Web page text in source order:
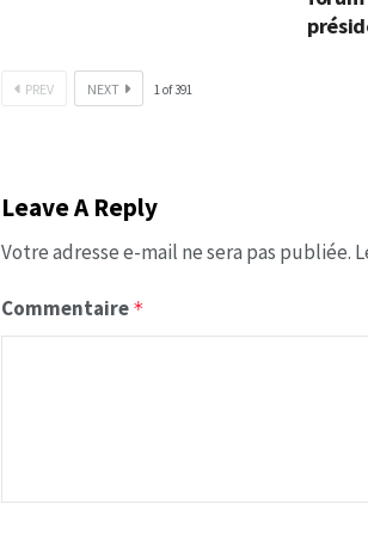
PREV NEXT 1of391
Leave A Reply
Votre adresse e-mail ne sera pas publiée.
Commentaire *